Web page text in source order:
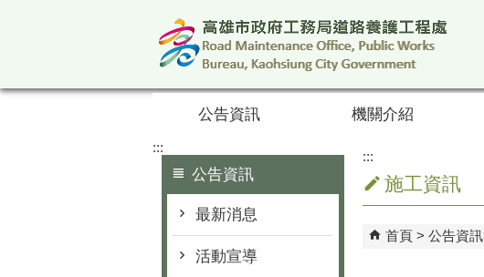
公告資訊 機關介紹
:::
公告資訊
最新消息
活動宣導
:::
施工資訊
首頁 公告資訊